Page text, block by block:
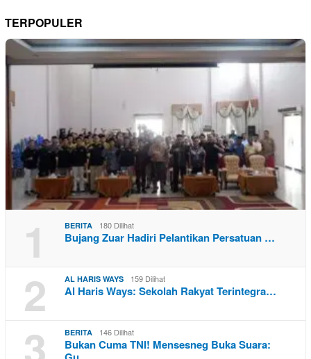
TERPOPULER
1 BERITA 180 Dilihat
Bujang Zuar Hadiri Pelantikan Persatuan …
2 AL HARIS WAYS 159 Dilihat
Al Haris Ways: Sekolah Rakyat Terintegra…
3 BERITA 146 Dilihat
Bukan Cuma TNI! Mensesneg Buka Suara: